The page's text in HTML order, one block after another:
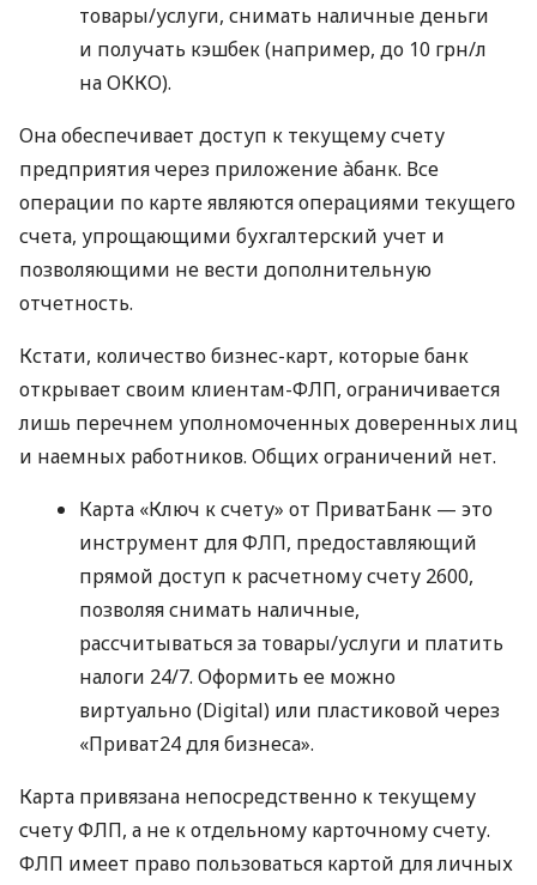
товары/услуги, снимать наличные деньги
и получать кэшбек (например, до 10 грн/л
на ОККО).
Она обеспечивает доступ к текущему счету
предприятия через приложение àбанк. Все
операции по карте являются операциями текущего
счета, упрощающими бухгалтерский учет и
позволяющими не вести дополнительную
отчетность.
Кстати, количество бизнес-карт, которые банк
открывает своим клиентам-ФЛП, ограничивается
лишь перечнем уполномоченных доверенных лиц
и наемных работников. Общих ограничений нет.
Карта «Ключ к счету» от ПриватБанк — это
инструмент для ФЛП, предоставляющий
прямой доступ к расчетному счету 2600,
позволяя снимать наличные,
рассчитываться за товары/услуги и платить
налоги 24/7. Оформить ее можно
виртуально (Digital) или пластиковой через
«Приват24 для бизнеса».
Карта привязана непосредственно к текущему
счету ФЛП, а не к отдельному карточному счету.
ФЛП имеет право пользоваться картой для личных